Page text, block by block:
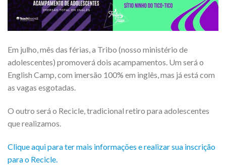
Em julho, mês das férias, a Tribo (nosso ministério de
adolescentes) promoverá dois acampamentos. Um será o
English Camp, com imersão 100% em inglês, mas já está com
as vagas esgotadas.
O outro será o Recicle, tradicional retiro para adolescentes
que realizamos.
Clique aqui para ter mais informações e realizar sua inscrição
para o Recicle.